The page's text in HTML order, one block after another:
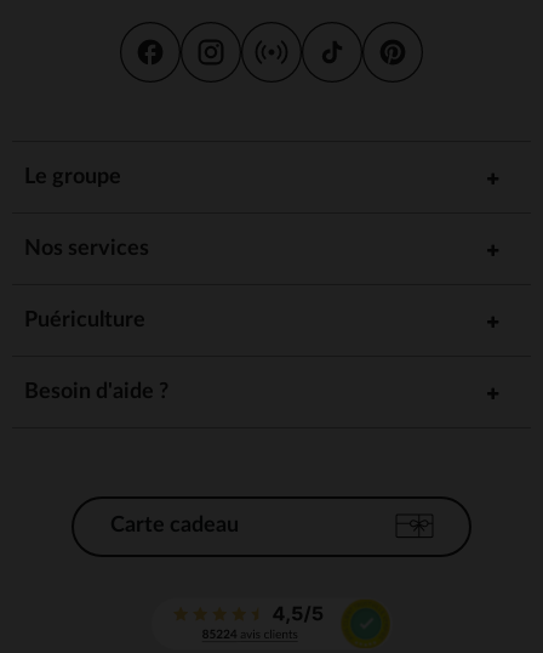
Le groupe
Nos services
Puériculture
Besoin d'aide ?
Carte cadeau